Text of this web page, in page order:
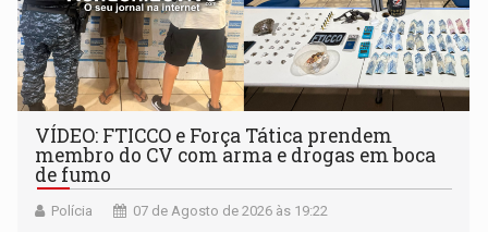
VÍDEO: FTICCO e Força Tática prendem
membro do CV com arma e drogas em boca
de fumo
Polícia 07 de Agosto de 2026 às 19:22